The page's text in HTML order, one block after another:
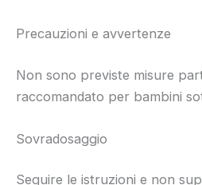
Precauzioni e avvertenze
Non sono previste misure
raccomandato per bambini
Sovradosaggio
Seguire le istruzioni e non